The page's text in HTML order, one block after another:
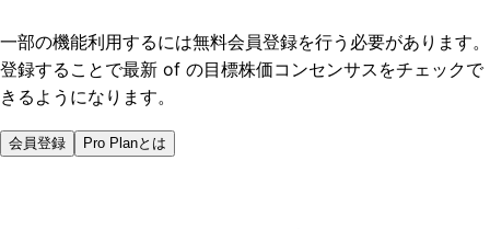
一部の機能利用するには無料会員登録を行う必要があります。
登録することで最新 of の目標株価コンセンサスをチェックで
きるようになります。
会員登録 Pro Planとは